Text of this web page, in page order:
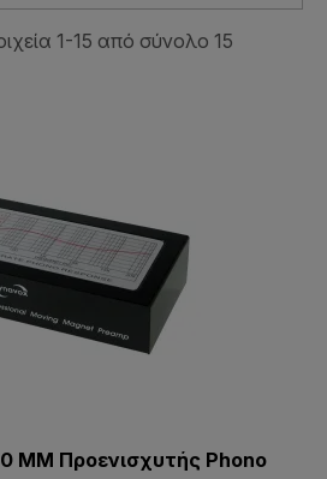
1-15 από σύνολο 15
MM Προενισχυτής Phono